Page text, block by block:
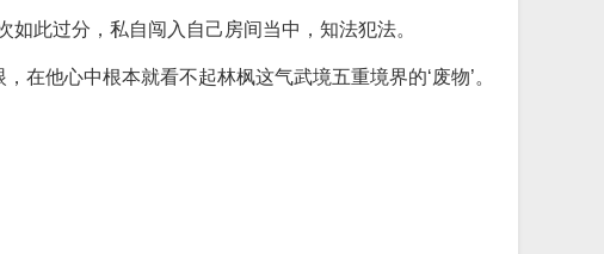
此过分，私自闯入自己房间当中，知法犯法。
在他心中根本就看不起林枫这气武境五重境界的‘废物’。